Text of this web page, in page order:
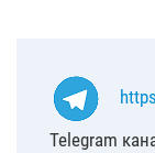
Telegram